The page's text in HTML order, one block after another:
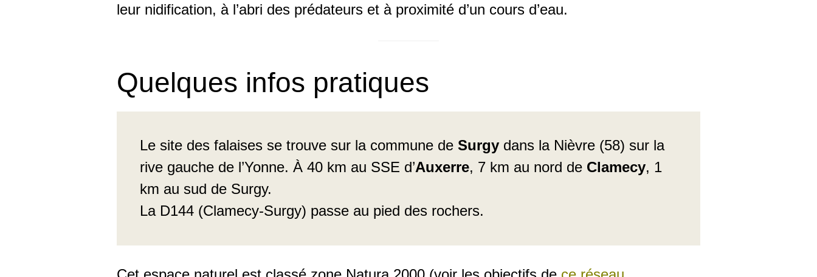
leur nidification, à l’abri des prédateurs et à proximité d’un cours d’eau.
Quelques infos pratiques
Le site des falaises se trouve sur la commune deSurgy dans la Nièvre (58) sur la
rive gauche de l’Yonne. À 40 km au SSE d’Auxerre, 7 km au nord de Clamecy, 1
km au sud de Surgy.
La D144 (Clamecy-Surgy) passe au pied des rochers.